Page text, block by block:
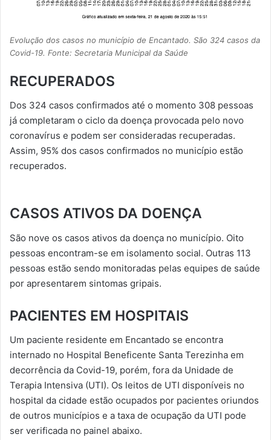
Evolução dos casos no município de Encantado. São 324 casos da
Covid-19. Fonte: Secretaria Municipal da Saúde
RECUPERADOS
Dos 324 casos confirmados até o momento 308 pessoas
já completaram o ciclo da doença provocada pelo novo
coronavírus e podem ser consideradas recuperadas.
Assim, 95% dos casos confirmados no município estão
recuperados.
CASOS ATIVOS DA DOENÇA
São nove os casos ativos da doença no município. Oito
pessoas encontram-se em isolamento social. Outras 113
pessoas estão sendo monitoradas pelas equipes de saúde
por apresentarem sintomas gripais.
PACIENTES EM HOSPITAIS
Um paciente residente em Encantado se encontra
internado no Hospital Beneficente Santa Terezinha em
decorrência da Covid-19, porém, fora da Unidade de
Terapia Intensiva (UTI). Os leitos de UTI disponíveis no
hospital da cidade estão ocupados por pacientes oriundos
de outros municípios e a taxa de ocupação da UTI pode
ser verificada no painel abaixo.